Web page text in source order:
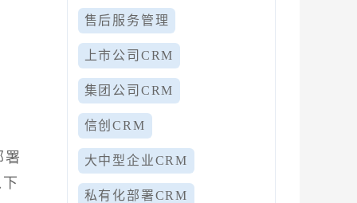
署
售后服务管理
上市公司CRM
集团公司CRM
信创CRM
大中型企业CRM
私有化部署CRM